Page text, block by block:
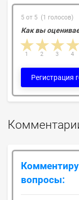
5 от 5 (1 голосов)
Как вы
3
2
1 star
4
3
2
1
Регистрация
вопросы: